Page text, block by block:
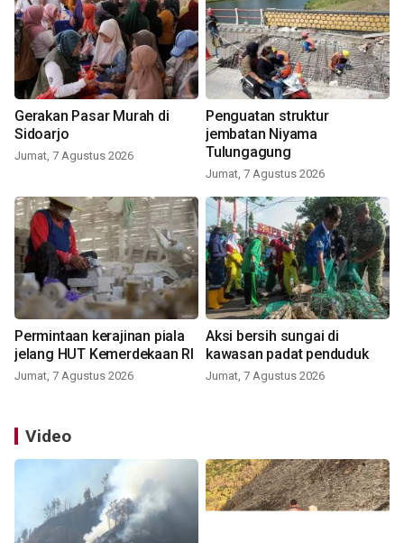
Gerakan Pasar Murah di
Sidoarjo
Jumat, 7 Agustus 2026
Penguatan struktur
jembatan Niyama
Tulungagung
Jumat, 7 Agustus 2026
Permintaan kerajinan piala
jelang HUT Kemerdekaan RI
Jumat, 7 Agustus 2026
Aksi bersih sungai di
kawasan padat penduduk
Jumat, 7 Agustus 2026
Video